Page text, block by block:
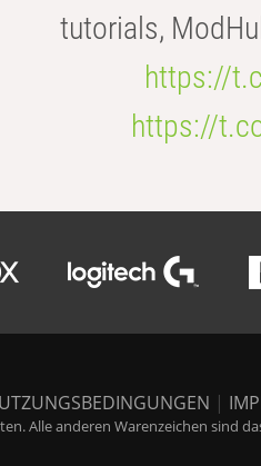
tutorials,
https://
https://
|
Alle anderen Warenzeichen sind